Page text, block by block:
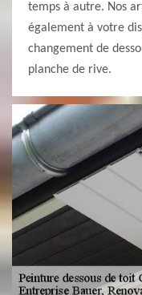
temps à autre. Nos
également à votre
changement de
planche de rive.